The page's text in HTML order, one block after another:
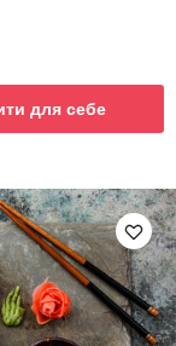
для себе